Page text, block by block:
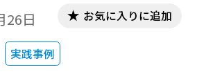
26日
実践事例
お気に入りに追加